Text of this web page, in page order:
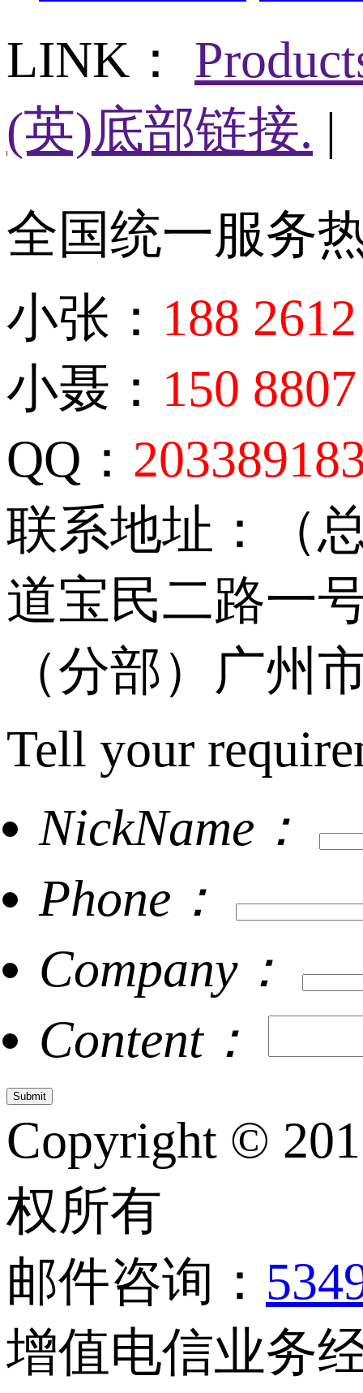
LINK：
(英)底部链接. |
全国统一服务
小张： 188
小聂： 150
QQ：
联系地址：（
道宝民二路一
（分部）广州
Tell your
NickName：
Phone：
Company：
Content：
Copyright ©
权所有
邮件咨询：
增值电信业务